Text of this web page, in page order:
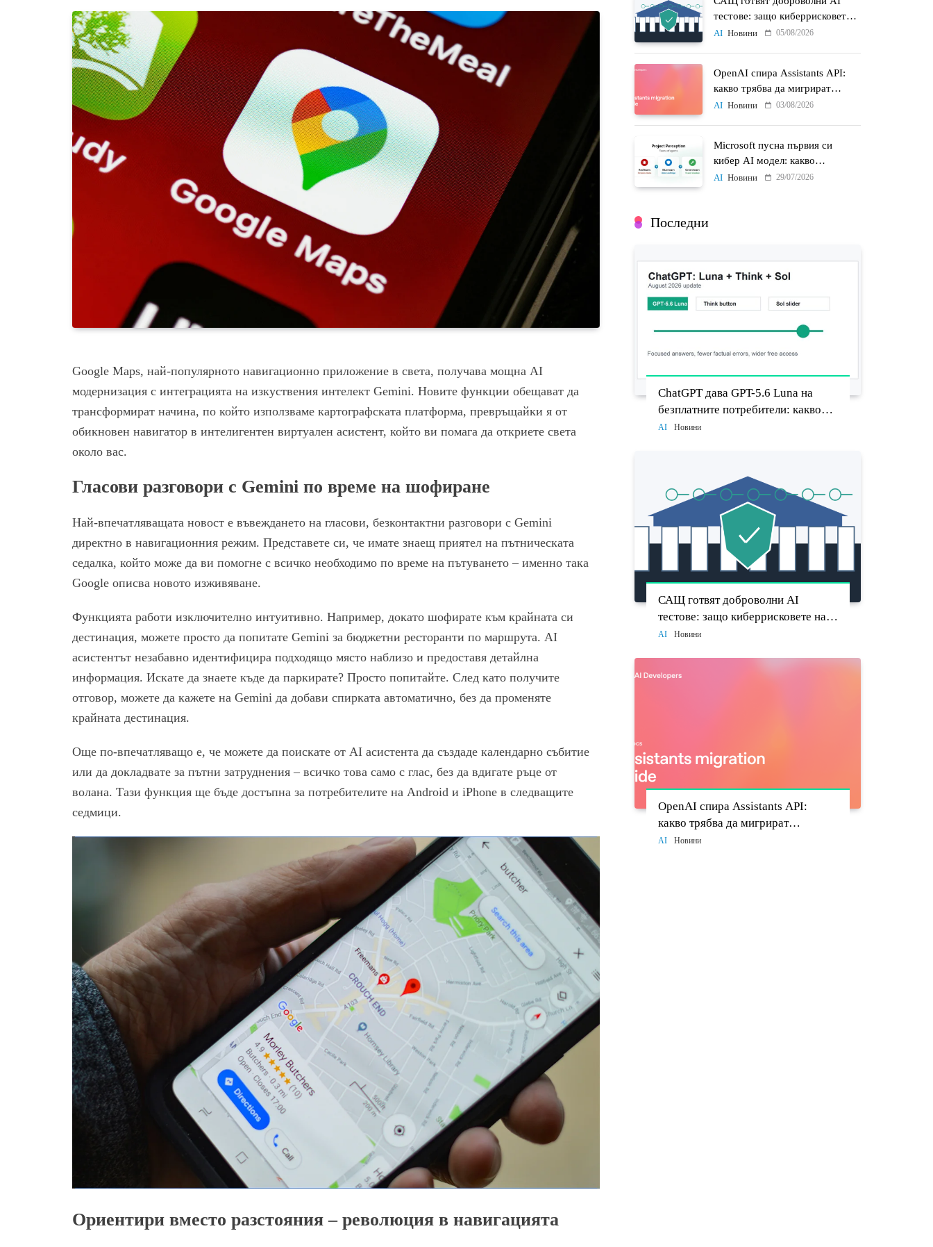
Google Maps, най-популярното навигационно приложение в света, получава мощна AI
модернизация с интеграцията на изкуствения интелект Gemini. Новите функции обещават да
трансформират начина, по който използваме картографската платформа, превръщайки я от
обикновен навигатор в интелигентен виртуален асистент, който ви помага да откриете света
около вас.
Гласови разговори с Gemini по време на шофиране
Най-впечатляващата новост е въвеждането на гласови, безконтактни разговори с Gemini
директно в навигационния режим. Представете си, че имате знаещ приятел на пътническата
седалка, който може да ви помогне с всичко необходимо по време на пътуването – именно така
Google описва новото изживяване.
Функцията работи изключително интуитивно. Например, докато шофирате към крайната си
дестинация, можете просто да попитате Gemini за бюджетни ресторанти по маршрута. AI
асистентът незабавно идентифицира подходящо място наблизо и предоставя детайлна
информация. Искате да знаете къде да паркирате? Просто попитайте. След като получите
отговор, можете да кажете на Gemini да добави спирката автоматично, без да променяте
крайната дестинация.
Още по-впечатляващо е, че можете да поискате от AI асистента да създаде календарно събитие
или да докладвате за пътни затруднения – всичко това само с глас, без да вдигате ръце от
волана. Тази функция ще бъде достъпна за потребителите на Android и iPhone в следващите
седмици.
Ориентири вместо разстояния – революция в навигацията
тестове: защо киберрисковете
на моделите стават
AI Новини 05/08/2026
OpenAI спира Assistants API:
какво трябва да мигрират
разработчиците до 26 август
AI Новини 03/08/2026
Microsoft пусна първия си
кибер AI модел: какво
променят MAI-Cyber-1-Flash и
AI Новини 29/07/2026
Последни
ChatGPT дава GPT-5.6 Luna на
безплатните потребители: какво
променят Think бутонът и новият
AI Новини
САЩ готвят доброволни AI
тестове: защо киберрисковете на
моделите стават политически
AI Новини
OpenAI спира Assistants API:
какво трябва да мигрират
разработчиците до 26 август
AI Новини